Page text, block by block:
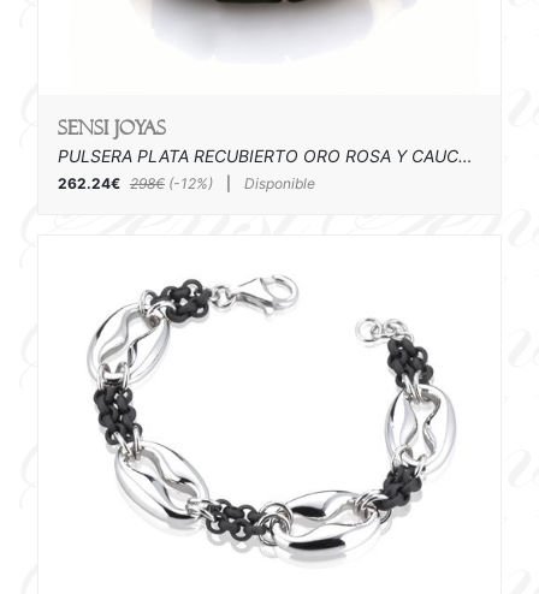
SENSI joyas
PULSERA PLATA RECUBIERTO ORO ROSA Y CAUCHO
262.24€ 298€ (-12%) Disponible